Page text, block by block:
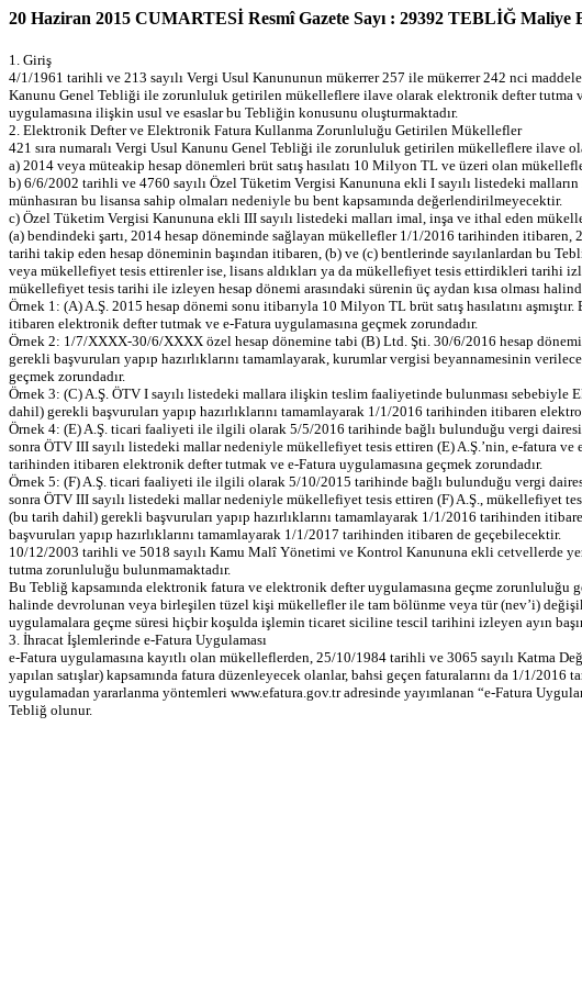
20 Haziran 2015 CUMARTESİ Resmî Gazete Sayı : 29392 TEBLİĞ
1. Giriş
4/1/1961 tarihli ve 213 sayılı Vergi Usul Kanununun mükerrer 257 ile mükerrer 242 nci
Kanunu Genel Tebliği ile zorunluluk getirilen mükelleflere ilave olarak elektronik defter tutma
uygulamasına ilişkin usul ve esaslar bu Tebliğin konusunu oluşturmaktadır.
2. Elektronik Defter ve Elektronik Fatura Kullanma Zorunluluğu Getirilen Mükellefler
421 sıra numaralı Vergi Usul Kanunu Genel Tebliği ile zorunluluk getirilen mükelleflere ilave
a) 2014 veya müteakip hesap dönemleri brüt satış hasılatı 10 Milyon TL ve üzeri olan
b) 6/6/2002 tarihli ve 4760 sayılı Özel Tüketim Vergisi Kanununa ekli I sayılı listedeki
münhasıran bu lisansa sahip olmaları nedeniyle bu bent kapsamında değerlendirilmeyecektir.
c) Özel Tüketim Vergisi Kanununa ekli III sayılı listedeki malları imal, inşa ve ithal eden
(a) bendindeki şartı, 2014 hesap döneminde sağlayan mükellefler 1/1/2016 tarihinden
tarihi takip eden hesap döneminin başından itibaren, (b) ve (c) bentlerinde sayılanlardan bu
veya mükellefiyet tesis ettirenler ise, lisans aldıkları ya da mükellefiyet tesis ettirdikleri tarihi
mükellefiyet tesis tarihi ile izleyen hesap dönemi arasındaki sürenin üç aydan kısa olması
Örnek 1: (A) A.Ş. 2015 hesap dönemi sonu itibarıyla 10 Milyon TL brüt satış hasılatını
itibaren elektronik defter tutmak ve e-Fatura uygulamasına geçmek zorundadır.
Örnek 2: 1/7/XXXX-30/6/XXXX özel hesap dönemine tabi (B) Ltd. Şti. 30/6/2016 hesap
gerekli başvuruları yapıp hazırlıklarını tamamlayarak, kurumlar vergisi beyannamesinin
geçmek zorundadır.
Örnek 3: (C) A.Ş. ÖTV I sayılı listedeki mallara ilişkin teslim faaliyetinde bulunması sebebiyle
dahil) gerekli başvuruları yapıp hazırlıklarını tamamlayarak 1/1/2016 tarihinden itibaren
Örnek 4: (E) A.Ş. ticari faaliyeti ile ilgili olarak 5/5/2016 tarihinde bağlı bulunduğu vergi
sonra ÖTV III sayılı listedeki mallar nedeniyle mükellefiyet tesis ettiren (E) A.Ş.’nin, e-fatura
tarihinden itibaren elektronik defter tutmak ve e-Fatura uygulamasına geçmek zorundadır.
Örnek 5: (F) A.Ş. ticari faaliyeti ile ilgili olarak 5/10/2015 tarihinde bağlı bulunduğu vergi
sonra ÖTV III sayılı listedeki mallar nedeniyle mükellefiyet tesis ettiren (F) A.Ş., mükellefiyet
(bu tarih dahil) gerekli başvuruları yapıp hazırlıklarını tamamlayarak 1/1/2016 tarihinden
başvuruları yapıp hazırlıklarını tamamlayarak 1/1/2017 tarihinden itibaren de geçebilecektir.
10/12/2003 tarihli ve 5018 sayılı Kamu Malî Yönetimi ve Kontrol Kanununa ekli cetvellerde
tutma zorunluluğu bulunmamaktadır.
Bu Tebliğ kapsamında elektronik fatura ve elektronik defter uygulamasına geçme
halinde devrolunan veya birleşilen tüzel kişi mükellefler ile tam bölünme veya tür (nev’i)
uygulamalara geçme süresi hiçbir koşulda işlemin ticaret siciline tescil tarihini izleyen ayın
3. İhracat İşlemlerinde e-Fatura Uygulaması
e-Fatura uygulamasına kayıtlı olan mükelleflerden, 25/10/1984 tarihli ve 3065 sayılı Katma
yapılan satışlar) kapsamında fatura düzenleyecek olanlar, bahsi geçen faturalarını da 1/1/
uygulamadan yararlanma yöntemleri www.efatura.gov.tr adresinde yayımlanan “e-Fatura
Tebliğ olunur.